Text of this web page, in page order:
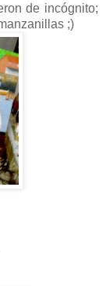
de incógnito;
;)